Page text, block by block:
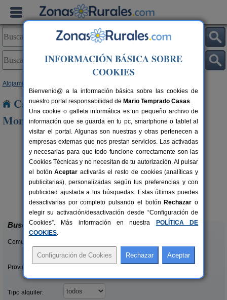
Alojamientos
Casas Rurales cerca de Villamayor de
Monjardin
24-36+14 pers.
desde28 €
Hotel Rural Quinto Real
Eugi (Navarra)
Buscar
Comunidades:
Provincias/Islas:
Tipo alquiler:
INFORMACIÓN BÁSICA SOBRE
COOKIES
Bienvenid@ a la información básica sobre las cookies de
nuestro portal responsabilidad de Mario Temprado Casas.
Una cookie o galleta informática es un pequeño archivo de
información que se guarda en tu pc, smartphone o tablet al
visitar el portal. Algunas son nuestras y otras pertenecen a
empresas externas que nos prestan servicios. Las activadas
y necesarias para que todo funcione correctamente son las
Cookies Técnicas y no necesitan de tu autorización. Al pulsar
el botónAceptar activarás el resto de cookies (analíticas y
publicitarias), personalizadas según tus preferencias y con
publicidad ajustada a tus búsquedas. Estas últimas puedes
desactivarlas por completo pulsando el botón Rechazar o
elegir su activación/desactivación desde “Configuración de
Cookies”. Más información en nuestra
POLÍTICA DE
COOKIES.